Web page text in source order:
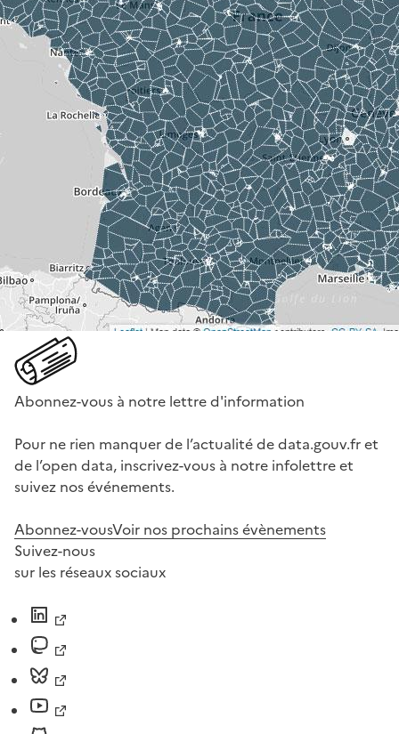
Abonnez-vous à notre lettre d'information
Pour ne rien manquer de l’actualité de data.gouv.fr et
de l’open data, inscrivez-vous à notre infolettre et
suivez nos événements.
Abonnez-vousVoir nos prochains évènements
Suivez-nous
sur les réseaux sociaux